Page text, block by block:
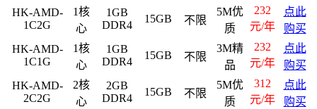
HK-AMD-
1C2G
1核
心
1GB
DDR4
15GB 不限
5M优
质
232
元/年
点此
购买
HK-AMD-
1C1G
1核
心
1GB
DDR4
15GB 不限
3M精
品
232
元/年
点此
购买
HK-AMD-
2C2G
2核
心
2GB
DDR4
15GB 不限
5M优
质
312
元/年
点此
购买